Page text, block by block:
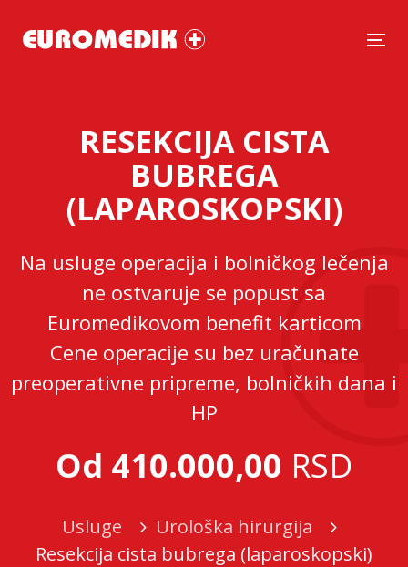
RESEKCIJA CISTA
BUBREGA
(LAPAROSKOPSKI)
Na usluge operacija i bolničkog lečenja
ne ostvaruje se popust sa
Euromedikovom benefit karticom
Cene operacije su bez uračunate
preoperativne pripreme, bolničkih dana i
HP
Od 410.000,00 RSD
Usluge
Urološka hirurgija
Resekcija cista bubrega (laparoskopski)